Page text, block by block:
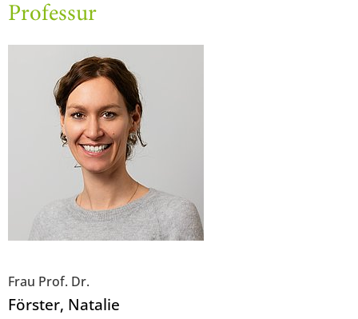
Professur
Frau Prof. Dr.
Förster, Natalie